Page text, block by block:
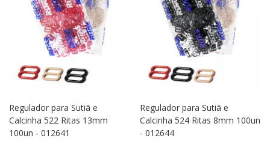
Regulador para Sutiã e
Calcinha 522 Ritas 13mm
100un - 012641
Regulador para Sutiã e
Calcinha 524 Ritas 8mm 100un
- 012644